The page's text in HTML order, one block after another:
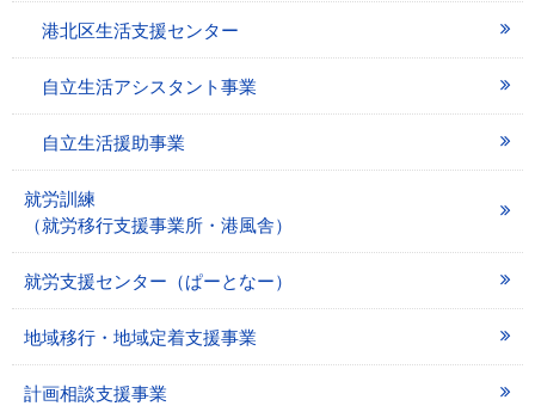
港北区生活支援センター
自立生活アシスタント事業
自立生活援助事業
就労訓練
（就労移行支援事業所・港風舎）
就労支援センター（ぱーとなー）
地域移行・地域定着支援事業
計画相談支援事業